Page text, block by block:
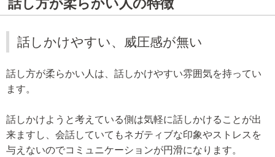
話し方が柔らかい人の特徴
話しかけやすい、威圧感が無い
話し方が柔らかい人は、話しかけやすい雰囲気を持ってい
ます。
話しかけようと考えている側は気軽に話しかけることが出
来ますし、会話していてもネガティブな印象やストレスを
与えないのでコミュニケーションが円滑になります。